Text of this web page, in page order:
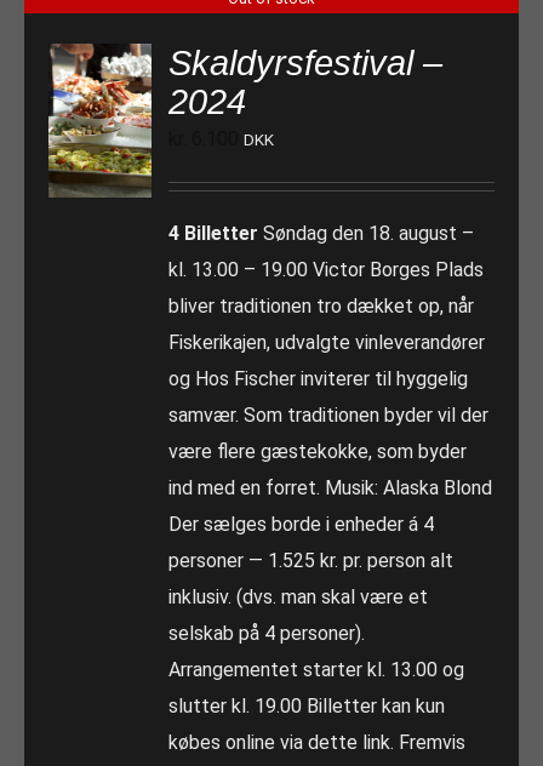
Skaldyrsfestival –
2024
DKK
4 Billetter Søndag den 18. august –
kl. 13.00 – 19.00 Victor Borges Plads
bliver traditionen tro dækket op, når
Fiskerikajen, udvalgte vinleverandører
og Hos Fischer inviterer til hyggelig
samvær. Som traditionen byder vil der
være flere gæstekokke, som byder
ind med en forret. Musik: Alaska Blond
Der sælges borde i enheder á 4
personer — 1.525 kr. pr. person alt
inklusiv. (dvs. man skal være et
selskab på 4 personer).
Arrangementet starter kl. 13.00 og
slutter kl. 19.00 Billetter kan kun
købes online via dette link. Fremvis